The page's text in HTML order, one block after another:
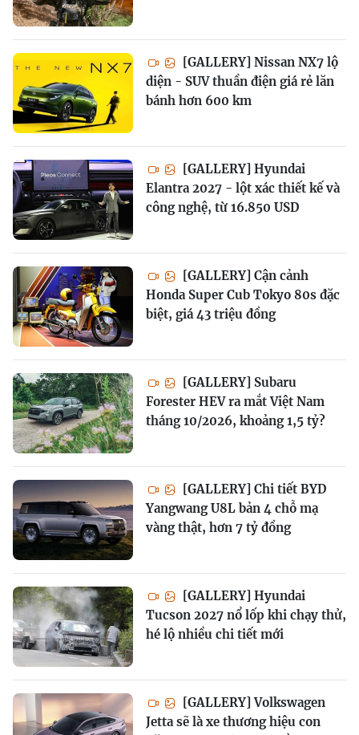
[GALLERY] Nissan NX7 lộ
diện - SUV thuần điện giá rẻ lăn
bánh hơn 600 km
[GALLERY] Hyundai
Elantra 2027 - lột xác thiết kế và
công nghệ, từ 16.850 USD
[GALLERY] Cận cảnh
Honda Super Cub Tokyo 80s đặc
biệt, giá 43 triệu đồng
[GALLERY] Subaru
Forester HEV ra mắt Việt Nam
tháng 10/2026, khoảng 1,5 tỷ?
[GALLERY] Chi tiết BYD
Yangwang U8L bản 4 chỗ mạ
vàng thật, hơn 7 tỷ đồng
[GALLERY] Hyundai
Tucson 2027 nổ lốp khi chạy thử,
hé lộ nhiều chi tiết mới
[GALLERY] Volkswagen
Jetta sẽ là xe thương hiệu con